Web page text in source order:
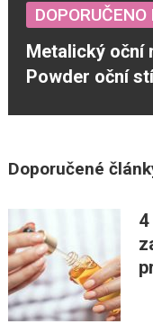
DOPORUČENO
Metalický oční
Powder oční
Doporučené